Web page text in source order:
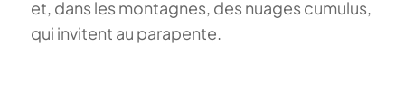
et, dans les montagnes, des nuages ​​cumulus,
qui invitent au parapente.